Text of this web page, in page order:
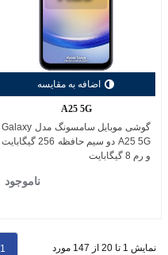
اضافه به مقایسه
A25 5G
گوشی موبایل سامسونگ مدل Galaxy
A25 5G دو سیم حافظه 256 گیگابایت
و رم 8 گیگابایت
ناموجود
نمایش 1 تا 20 از 147 مورد 1